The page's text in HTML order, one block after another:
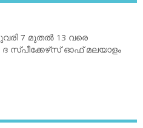
7 മുതല്‍ 13 വരെ
സ്പീക്കേഴ്‌സ് ഓഫ് മലയാളം